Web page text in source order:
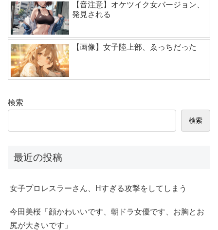
【音注意】オケツイク女バージョン、
発見される
【画像】女子陸上部、ゑっちだった
検索
検索
最近の投稿
女子プロレスラーさん、Hすぎる攻撃をしてしまう
今田美桜「顔かわいいです、朝ドラ女優です、お胸とお
尻が大きいです」